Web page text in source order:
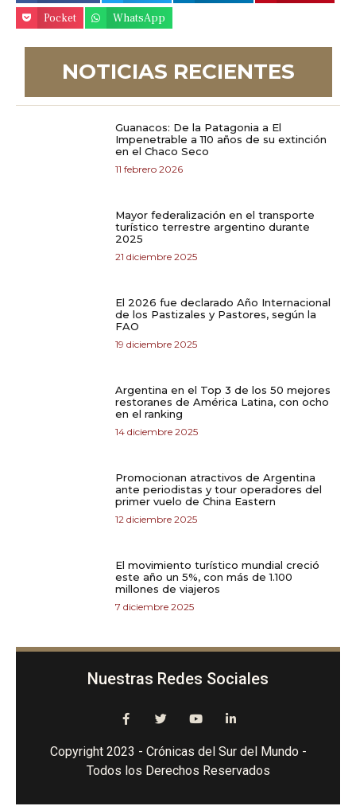
Pocket WhatsApp
NOTICIAS RECIENTES
Guanacos: De la Patagonia a El
Impenetrable a 110 años de su extinción
en el Chaco Seco
11 febrero 2026
Mayor federalización en el transporte
turístico terrestre argentino durante
2025
21 diciembre 2025
El 2026 fue declarado Año Internacional
de los Pastizales y Pastores, según la
FAO
19 diciembre 2025
Argentina en el Top 3 de los 50 mejores
restoranes de América Latina, con ocho
en el ranking
14 diciembre 2025
Promocionan atractivos de Argentina
ante periodistas y tour operadores del
primer vuelo de China Eastern
12 diciembre 2025
El movimiento turístico mundial creció
este año un 5%, con más de 1.100
millones de viajeros
7 diciembre 2025
Nuestras Redes Sociales
Copyright 2023 - Crónicas del Sur del Mundo -
Todos los Derechos Reservados